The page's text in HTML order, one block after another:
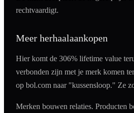
rechtvaardigt.
Meer herhaalaankopen
Hier komt de 306% lifetime value
verbonden zijn met je merk komen
op bol.com naar "kussensloop." Ze
Merken bouwen relaties. Producten